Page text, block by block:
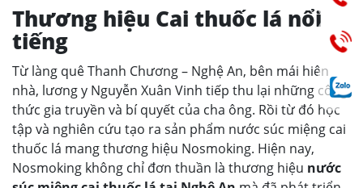
Thương hiệu Cai thuốc lá nổi
tiếng
Từ làng quê Thanh Chương – Nghệ An, bên mái hiên
nhà, lương y Nguyễn Xuân Vinh tiếp thu lại những công
thức gia truyền và bí quyết của cha ông. Rồi từ đó học
tập và nghiên cứu tạo ra sản phẩm nước súc miệng cai
thuốc lá mang thương hiệu Nosmoking. Hiện nay,
Nosmoking không chỉ đơn thuần là thương hiệu nước